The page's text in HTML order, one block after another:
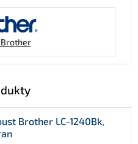
Brother LC-1240Bk,